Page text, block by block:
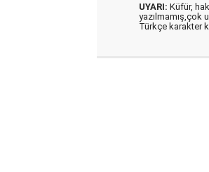
UYARI: Küfür,
yazılmamış,çok
Türkçe karakter